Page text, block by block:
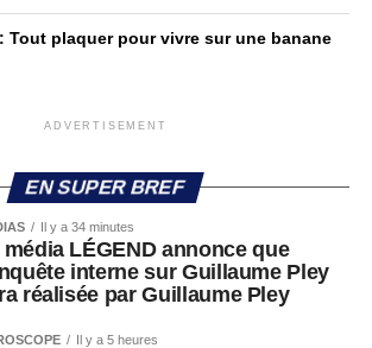
Tout plaquer pour vivre sur une banane
ADVERTISEMENT
EN SUPER BREF
Il y a 34 minutes
média LÉGEND annonce que
interne sur Guillaume Pley
réalisée par Guillaume Pley
Il y a 5 heures